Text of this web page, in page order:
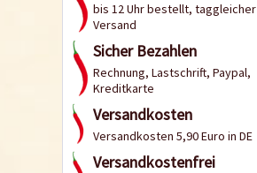
bis 12 Uhr bestellt, taggleicher
Versand
Sicher Bezahlen
Rechnung, Lastschrift, Paypal,
Kreditkarte
Versandkosten
Versandkosten 5,90 Euro in DE
Versandkostenfrei